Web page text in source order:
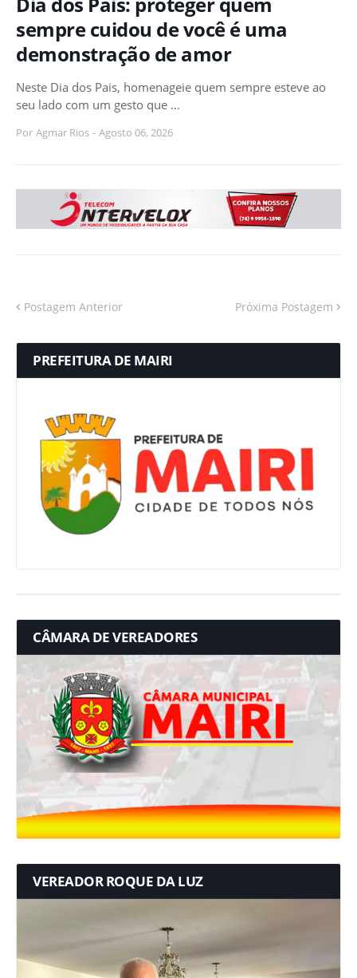
sempre cuidou de você é uma
demonstração de amor
Neste Dia dos Pais, homenageie quem sempre esteve ao
seu lado com um gesto que …
Por Agmar Rios - Agosto 06, 2026
Postagem Anterior Próxima Postagem
PREFEITURA DE MAIRI
CÂMARA DE VEREADORES
VEREADOR ROQUE DA LUZ